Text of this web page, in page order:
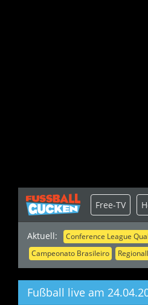
Aktuell: Conference League
Campeonato Brasileiro
Free-TV
Fußball live am